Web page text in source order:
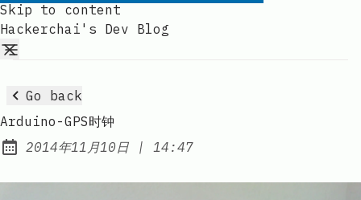
Skip to content
Hackerchai's Dev Blog
Go back
Arduino-GPS时钟
Published:
2014年11月10日 | at
14:47